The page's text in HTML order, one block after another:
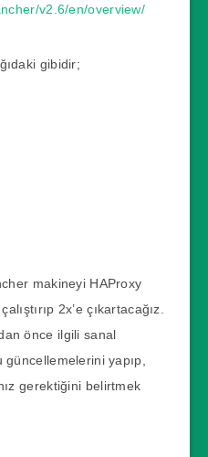
v2.6/en/overview/
gibidir;
makineyi HAProxy
2x’e çıkartacağız.
önce ilgili sanal
yapıp,
gerektiğini belirtmek